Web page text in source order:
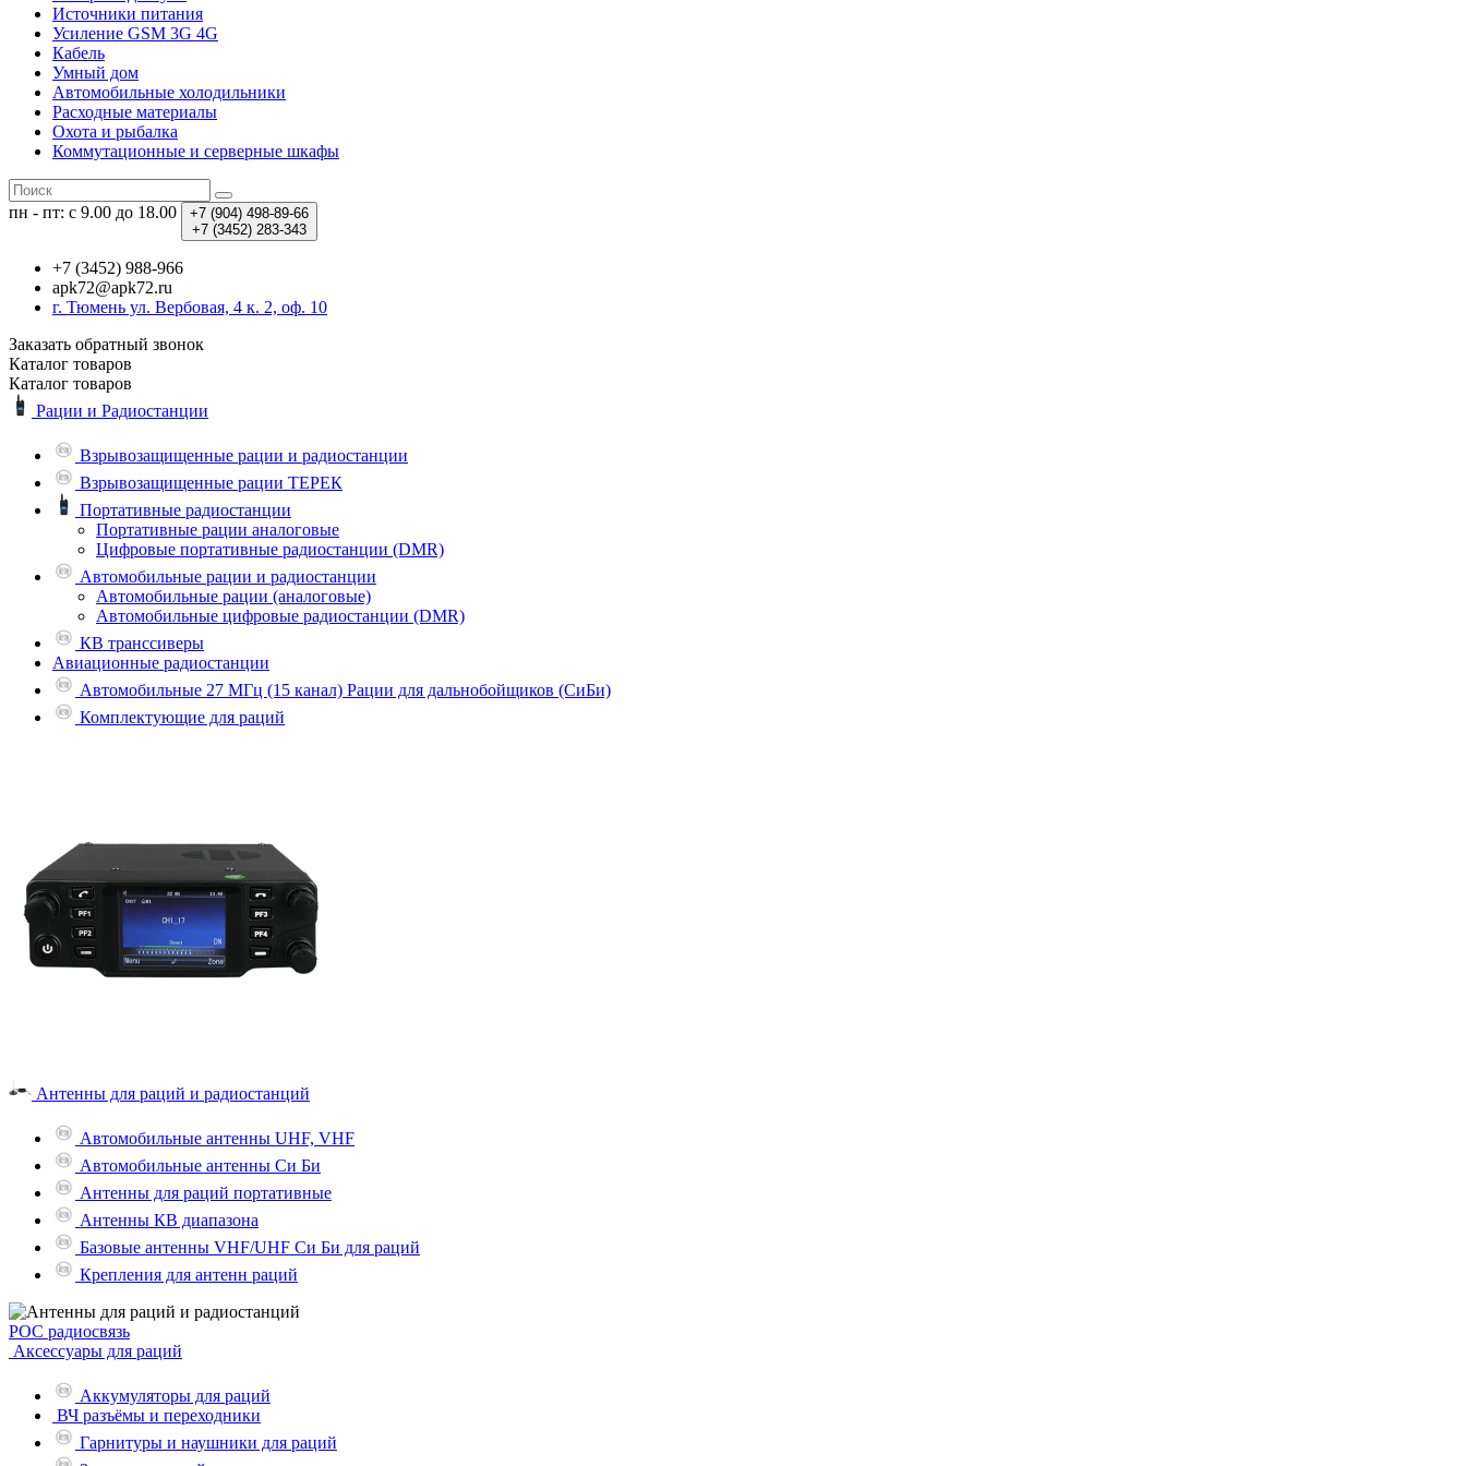
Источники питания
Усиление GSM 3G 4G
Кабель
Умный дом
Автомобильные холодильники
Расходные материалы
Охота и рыбалка
Коммутационные и серверные шкафы
пн - пт: с 9.00 до 18.00 +7 (904) 498-89-66
+7 (3452) 283-343
+7 (3452) 988-966
apk72@apk72.ru
г. Тюмень ул. Вербовая, 4 к. 2, оф. 10
Заказать обратный звонок
Каталог товаров
Каталог товаров
Рации и Радиостанции
Взрывозащищенные рации и радиостанции
Взрывозащищенные рации ТЕРЕК
Портативные радиостанции
Портативные рации аналоговые
Цифровые портативные радиостанции (DMR)
Автомобильные рации и радиостанции
Автомобильные рации (аналоговые)
Автомобильные цифровые радиостанции (DMR)
КВ транссиверы
Авиационные радиостанции
Автомобильные 27 МГц (15 канал) Рации для дальнобойщиков (СиБи)
Комплектующие для раций
Антенны для раций и радиостанций
Автомобильные антенны UHF, VHF
Автомобильные антенны Си Би
Антенны для раций портативные
Антенны КВ диапазона
Базовые антенны VHF/UHF Си Би для раций
Крепления для антенн раций
POC радиосвязь
Аксессуары для раций
Аккумуляторы для раций
ВЧ разъёмы и переходники
Гарнитуры и наушники для раций